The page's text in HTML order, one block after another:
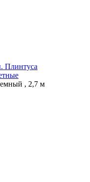
Плинтуса
, 2,7 м